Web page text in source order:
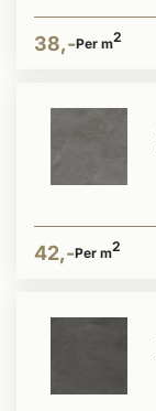
38,-Per m2
42,-Per m2